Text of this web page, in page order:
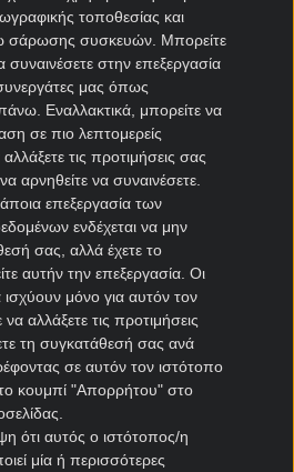
τοποθεσίας και
σάρωσης συσκευών. Μπορείτε
συναινέσετε στην επεξεργασία
μας όπως
Εναλλακτικά, μπορείτε να
σε πιο λεπτομερείς
τις προτιμήσεις σας
αρνηθείτε να συναινέσετε.
επεξεργασία των
ενδέχεται να μην
σας, αλλά έχετε το
αυτήν την επεξεργασία. Οι
μόνο για αυτόν τον
αλλάξετε τις προτιμήσεις
τη συγκατάθεσή σας ανά
σε αυτόν τον ιστότοπο
κουμπί "Απορρήτου" στο
ότι αυτός ο ιστότοπος/η
μία ή περισσότερες
μεταγραφές
League 2